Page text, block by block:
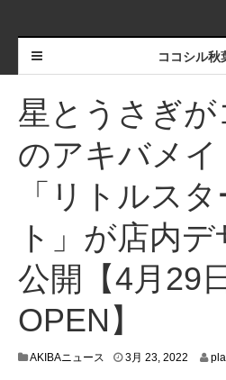
ココシル秋
星とうさぎが
のアキバメイ
「リトルス
ト」が店内
公開【4月29
OPEN】
AKIBAニュース 3月 23, 2022